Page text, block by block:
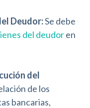
Deudor:Se debe
del deudoren
del
de los
bancarias,